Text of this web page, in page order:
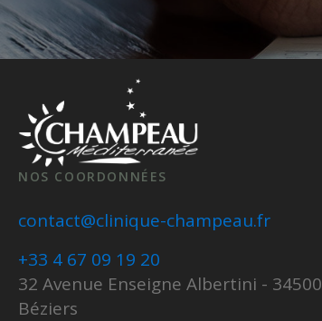
NOS COORDONNÉES
contact@clinique-champeau.fr
+33 4 67 09 19 20
32 Avenue Enseigne Albertini - 34500
Béziers